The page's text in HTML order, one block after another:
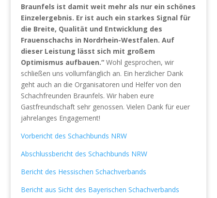
Braunfels ist damit weit mehr als nur ein schönes
Einzelergebnis. Er ist auch ein starkes Signal für
die Breite, Qualität und Entwicklung des
Frauenschachs in Nordrhein-Westfalen. Auf
dieser Leistung lässt sich mit großem
Optimismus aufbauen.“Wohl gesprochen, wir
schließen uns vollumfänglich an. Ein herzlicher Dank
geht auch an die Organisatoren und Helfer von den
Schachfreunden Braunfels. Wir haben eure
Gastfreundschaft sehr genossen. Vielen Dank für euer
jahrelanges Engagement!
Vorbericht des Schachbunds NRW
Abschlussbericht des Schachbunds NRW
Bericht des Hessischen Schachverbands
Bericht aus Sicht des Bayerischen Schachverbands